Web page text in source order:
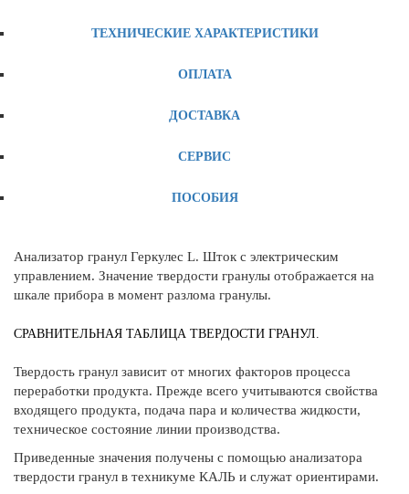
ТЕХНИЧЕСКИЕ ХАРАКТЕРИСТИКИ
ОПЛАТА
ДОСТАВКА
СЕРВИС
ПОСОБИЯ
Анализатор гранул Геркулес L. Шток с электрическим
управлением. Значение твердости гранулы отображается на
шкале прибора в момент разлома гранулы.
СРАВНИТЕЛЬНАЯ ТАБЛИЦА ТВЕРДОСТИ ГРАНУЛ.
Твердость гранул зависит от многих факторов процесса
переработки продукта. Прежде всего учитываются свойства
входящего продукта, подача пара и количества жидкости,
техническое состояние линии производства.
Приведенные значения получены с помощью анализатора
твердости гранул в техникуме КАЛЬ и служат ориентирами.